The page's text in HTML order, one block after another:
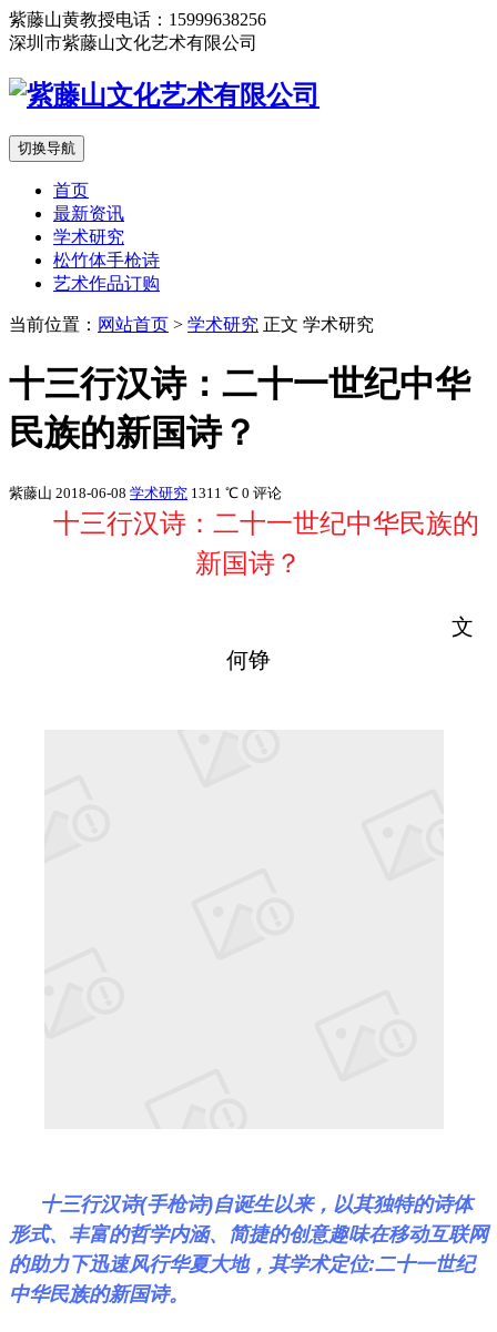
紫藤山黄教授电话：15999638256
深圳市紫藤山文化艺术有限公司
切换导航
首页
最新资讯
学术研究
松竹体手枪诗
艺术作品订购
当前位置： 网站首页 > 学术研究 正文 学术研究
十三行汉诗：二十一世纪中华
民族的新国诗？
紫藤山 2018-06-08 学术研究 1311 ℃ 0 评论
十三行汉诗：二十一世纪中华民族的
新国诗？
文
何铮
十三行汉诗(手枪诗)自诞生以来，以其独特的诗体
形式、丰富的哲学内涵、简捷的创意趣味在移动互联网
的助力下迅速风行华夏大地，其学术定位:二十一世纪
中华民族的新国诗。